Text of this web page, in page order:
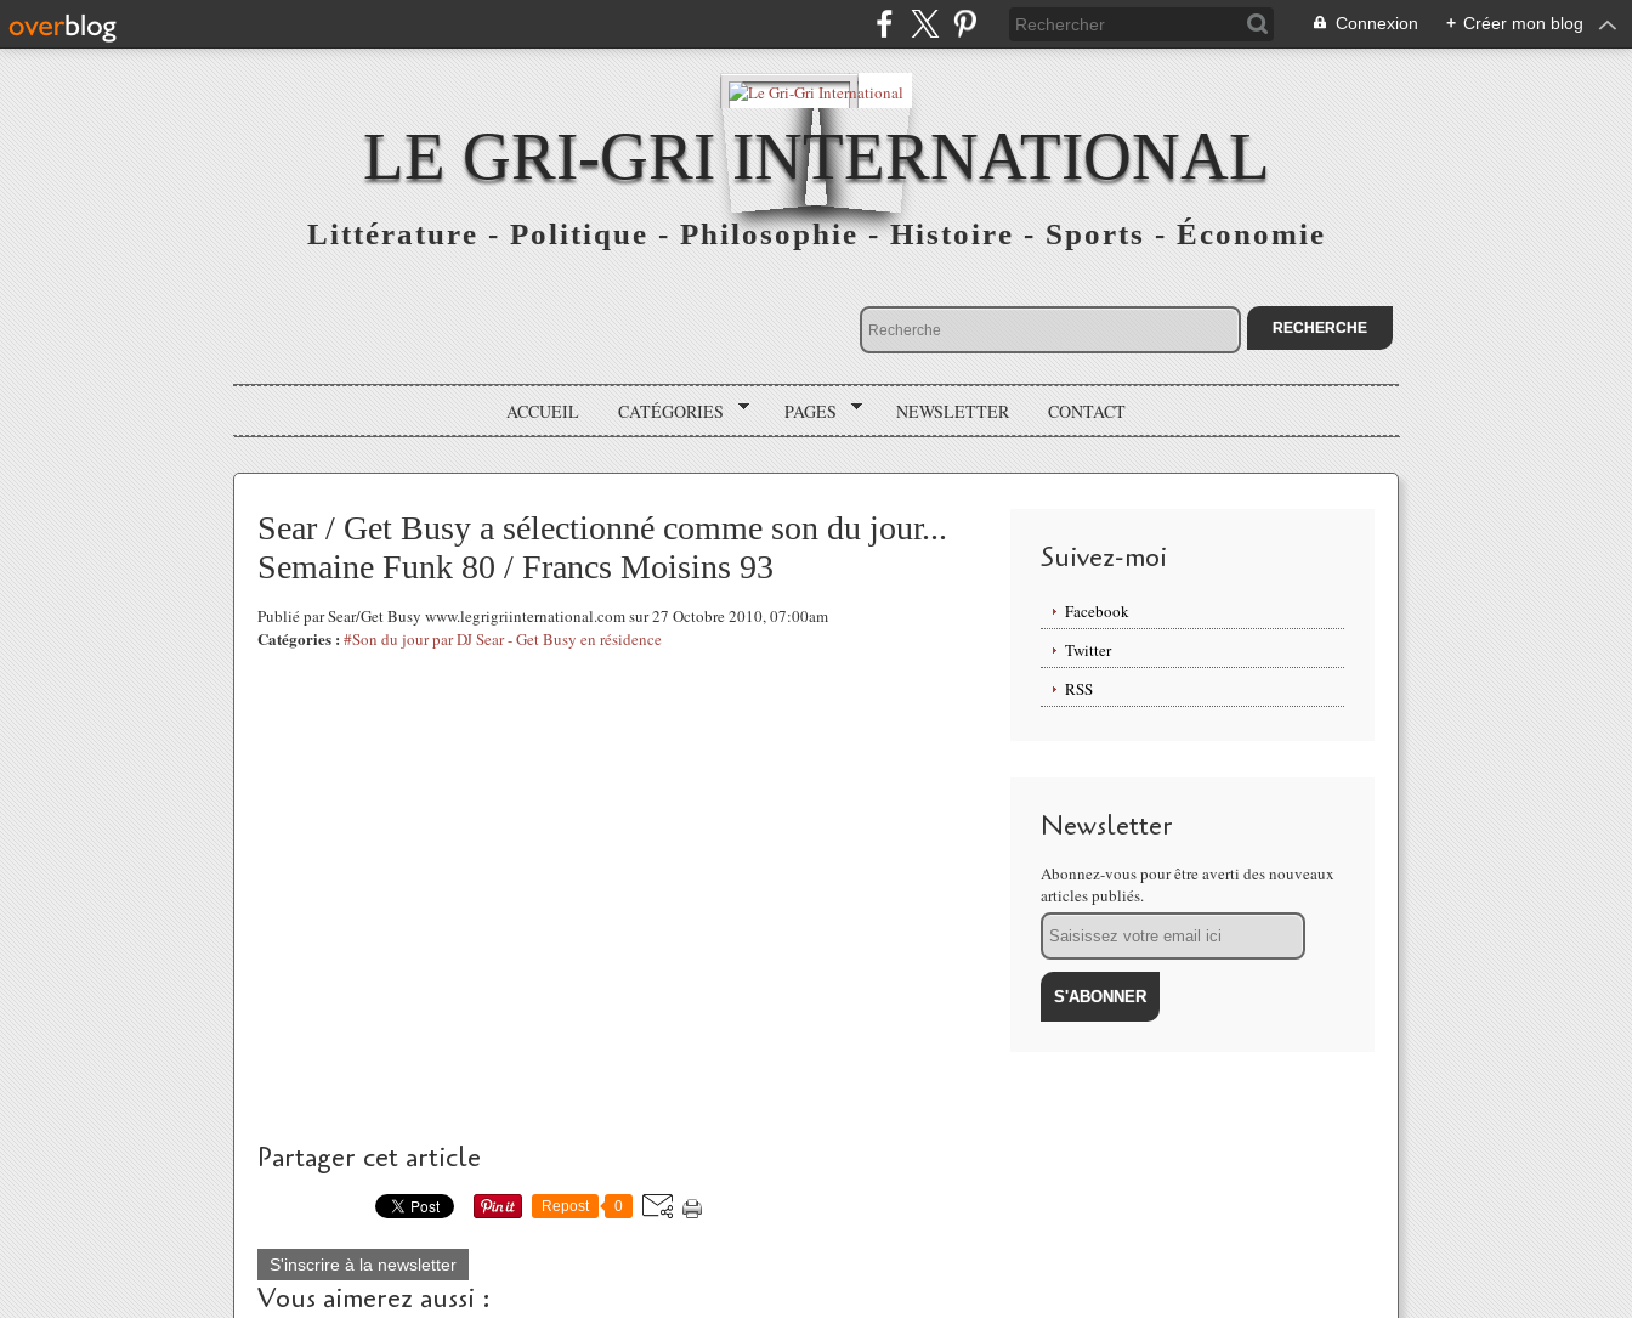
Connexion + Créer mon blog
LE GRI-GRI INTERNATIONAL
Littérature - Politique - Philosophie - Histoire - Sports - Économie
ACCUEIL CATÉGORIES PAGES NEWSLETTER CONTACT
Sear / Get Busy a sélectionné comme son du jour...
Semaine Funk 80 / Francs Moisins 93
Publié par Sear/Get Busy www.legrigriinternational.com sur 27 Octobre 2010, 07:00am
Catégories : #Son du jour par DJ Sear - Get Busy en résidence
Partager cet article
Repost 0
S'inscrire à la newsletter
Vous aimerez aussi :
Suivez-moi
Facebook
Twitter
RSS
Newsletter
Abonnez-vous pour être averti des nouveaux
articles publiés.
Email